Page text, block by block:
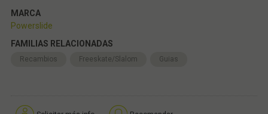
MARCA
Powerslide
FAMILIAS RELACIONADAS
Recambios Freeskate/Slalom Guias